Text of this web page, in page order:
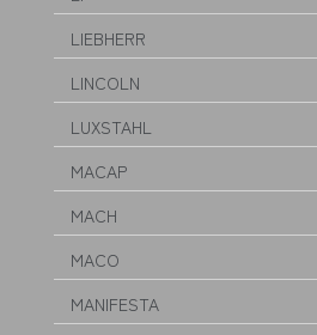
LIEBHERR
LINCOLN
LUXSTAHL
MACAP
MACH
MACO
MANIFESTA